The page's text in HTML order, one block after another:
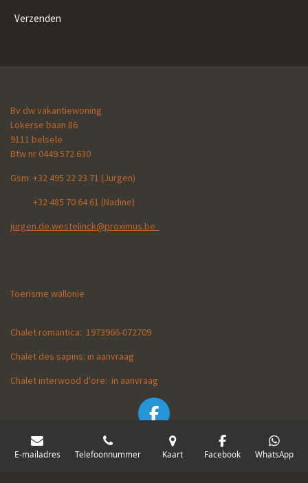
Verzenden
Bv dw vakantiewoning
Lokerse baan 86
9111 belsele
Btw nr 0449.572.630
Gsm: +32 495 22 23 71 (Jurgen)
+32 485 70 64 61 (Nadine)
jurgen.de.westelinck@proximus.be
Toerisme wallonie
Chalet romantica: 1973966-072709
Chalet des sapins: in aanvraag
Chalet interwood d'ore: in aanvraag
F
© 2022 -2023 Vakantiewoningen Ardennen Durbuy
E-mailadres Telefoonnummer Kaart Facebook WhatsApp